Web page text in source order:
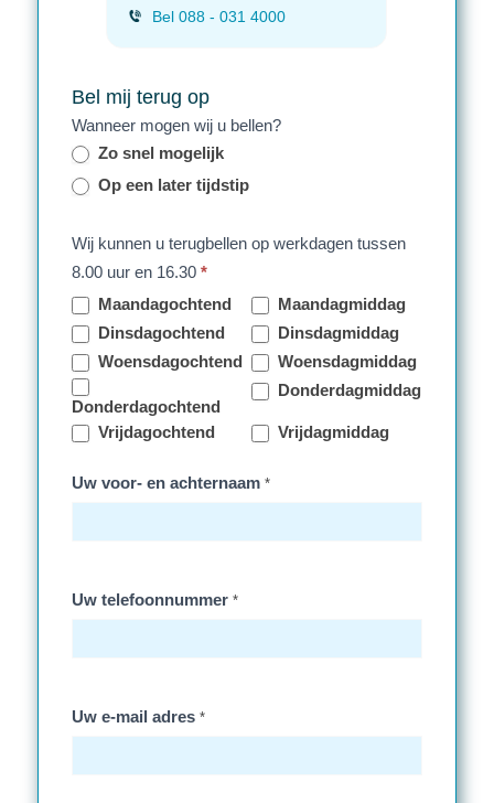
Bel 088 - 031 4000
Bel mij terug op
Wanneer mogen wij u bellen?
Zo snel mogelijk
Op een later tijdstip
Wij kunnen u terugbellen op werkdagen tussen
8.00 uur en 16.30 *
Maandagochtend
Maandagmiddag
Dinsdagochtend
Dinsdagmiddag
Woensdagochtend
Woensdagmiddag
Donderdagochtend
Donderdagmiddag
Vrijdagochtend Vrijdagmiddag
Uw voor- en achternaam *
Uw telefoonnummer *
Uw e-mail adres *